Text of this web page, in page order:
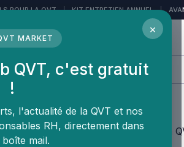
POUR LA QVT | KIT ENTRETIEN ANNUEL |
Tendances QVT Enjeux dans la
×
MARKET
QVT, c'est gratuit
!
l'actualité de la QVT et nos
RH, directement dans
mail.